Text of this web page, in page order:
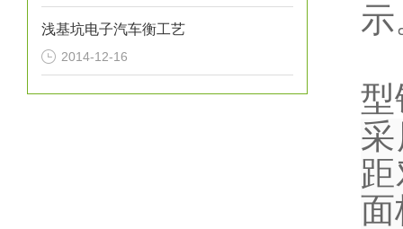
浅基坑电子汽车衡工艺
2014-12-16
示
型
面